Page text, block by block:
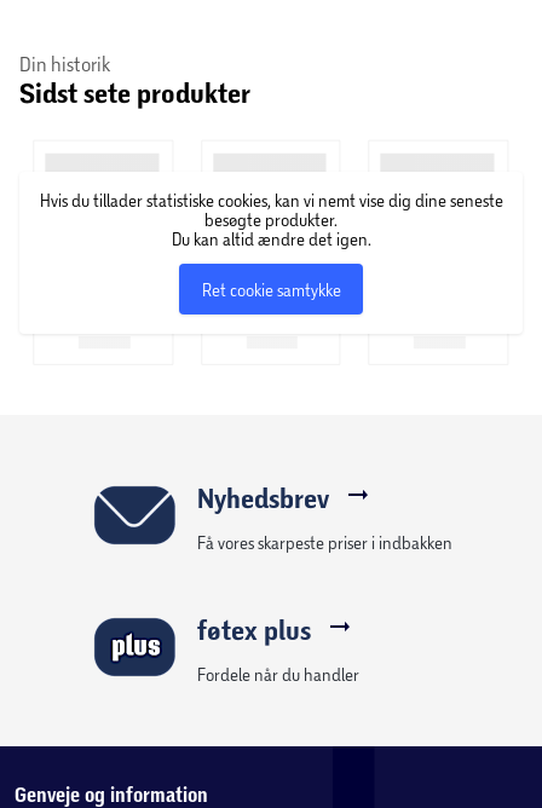
Din historik
Sidst sete produkter
Hvis du tillader statistiske cookies, kan vi nemt vise dig dine seneste
besøgte produkter.
Du kan altid ændre det igen.
Ret cookie samtykke
Nyhedsbrev
Få vores skarpeste priser i indbakken
føtex plus
Fordele når du handler
Genveje og information